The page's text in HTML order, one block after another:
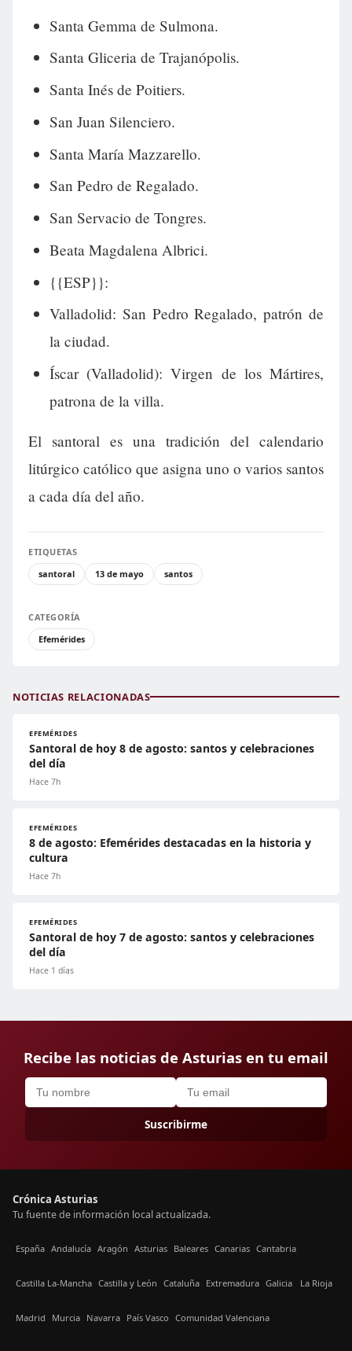
Santa Gemma de Sulmona.
Santa Gliceria de Trajanópolis.
Santa Inés de Poitiers.
San Juan Silenciero.
Santa María Mazzarello.
San Pedro de Regalado.
San Servacio de Tongres.
Beata Magdalena Albrici.
{{ESP}}:
Valladolid: San Pedro Regalado, patrón de
la ciudad.
Íscar (Valladolid): Virgen de los Mártires,
patrona de la villa.
El santoral es una tradición del calendario
litúrgico católico que asigna uno o varios santos
a cada día del año.
ETIQUETAS
santoral
13 de mayo santos
CATEGORÍA
Efemérides
NOTICIAS RELACIONADAS
EFEMÉRIDES
Santoral de hoy 8 de agosto: santos y celebraciones
del día
Hace 7h
EFEMÉRIDES
8 de agosto: Efemérides destacadas en la historia y
cultura
Hace 7h
EFEMÉRIDES
Santoral de hoy 7 de agosto: santos y celebraciones
del día
Hace 1 días
Recibe las noticias de Asturias en tu email
Suscribirme
Crónica Asturias
Tu fuente de información local actualizada.
España Andalucía Aragón Asturias Baleares Canarias Cantabria
Castilla La-Mancha Castilla y León Cataluña Extremadura Galicia La Rioja
Madrid Murcia Navarra País Vasco Comunidad Valenciana